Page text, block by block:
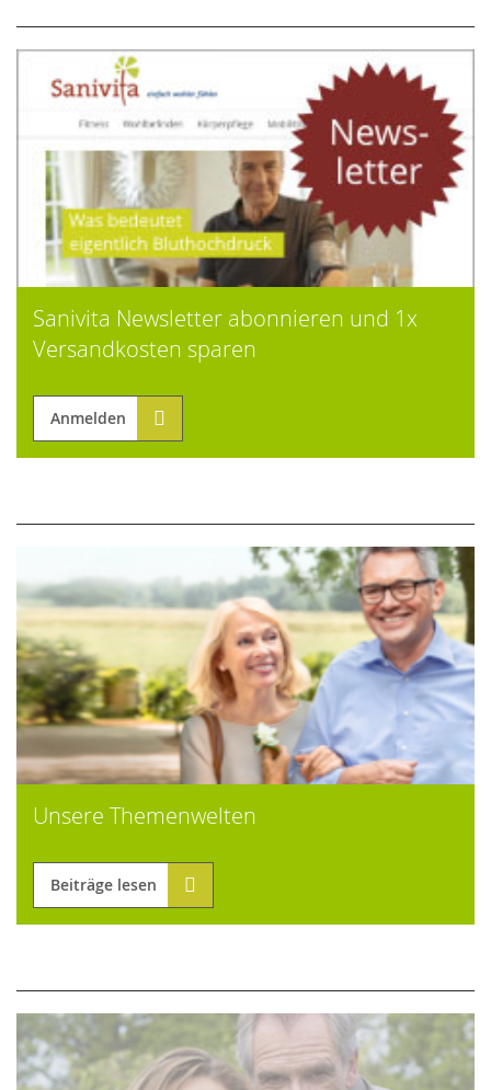
Sanivita Newsletter abonnieren und 1x
Versandkosten sparen
Anmelden
Unsere Themenwelten
Beiträge lesen